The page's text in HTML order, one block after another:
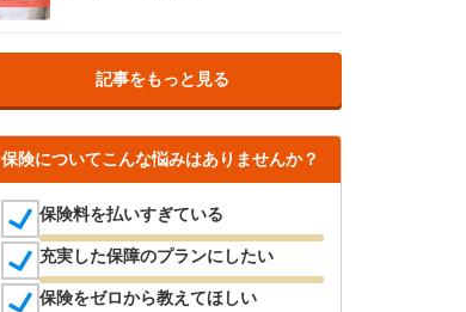
記事をもっと見る
保険についてこんな悩みはありませんか？
保険料を払いすぎている
充実した保障のプランにしたい
保険をゼロから教えてほしい